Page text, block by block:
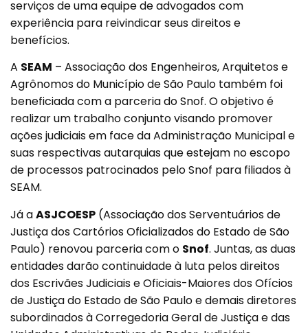
serviços de uma equipe de advogados com
experiência para reivindicar seus direitos e
benefícios.
A SEAM – Associação dos Engenheiros, Arquitetos e
Agrônomos do Município de São Paulo também foi
beneficiada com a parceria do Snof. O objetivo é
realizar um trabalho conjunto visando promover
ações judiciais em face da Administração Municipal e
suas respectivas autarquias que estejam no escopo
de processos patrocinados pelo Snof para filiados à
SEAM.
Já aASJCOESP (Associação dos Serventuários de
Justiça dos Cartórios Oficializados do Estado de São
Paulo) renovou parceria com o Snof. Juntas, as duas
entidades darão continuidade à luta pelos direitos
dos Escrivães Judiciais e Oficiais-Maiores dos Ofícios
de Justiça do Estado de São Paulo e demais diretores
subordinados à Corregedoria Geral de Justiça e das